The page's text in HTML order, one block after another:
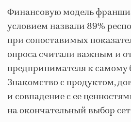
Финансовую модель
условием назвали 89%
при сопоставимых
опроса считали важным и
предпринимателя к самому
Знакомство с продуктом,
и совпадение с ее
на окончательный выбор